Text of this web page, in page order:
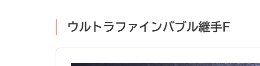
ウルトラファインバブル継手F